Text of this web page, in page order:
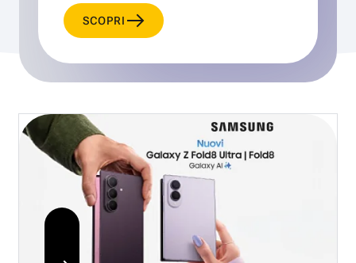
SCOPRI